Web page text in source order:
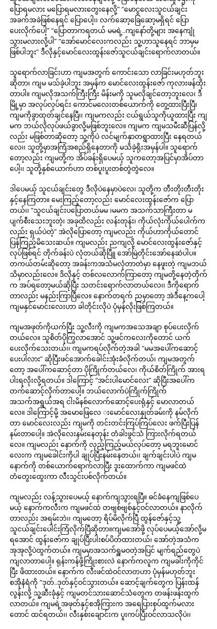
ပြောရမလား မပြောရမလားတွေးနေလို့” “မောငွလေးသူငယ်ချင်း
အခက်အခဲဖြစ်နေရင် ပြောပေါ့၊၊ လက်ဆော့ခြေဆော့မရှိရင် ပြော
ပေးလိုက်ပေါ့” “ပြောတာကရတယ် မမရဲ့..ကျနော်တို့များ အနေကျုံ
သွားမလားလို့ပါ” “အော်မောင်လေးကလည်း သူ့ဟာသူနေရင် ဘာမှမ
ဖြစ်ပါဘူး” ဒီလိုနှင့်မောင်လေးထွန်းဇော်သူငယ်ချင်းရောက်လာတယ်။
သူရောက်လာခြင်းဟာ ကျမအတွက် ကောင်းသော လာခြင်းမဟုတ်ဘူး
ဆိုတာ၊ ကျမ မသ်ခဲ့ပါဘူး အမှန်က မောင်လေးထွန်းဇော် ကုလားဖန်ထိုး
တာပါ။ ကျမလိုအသက်ကြီးကြီး မိန်းမကို သူမလိုချင်တော့ဘူးလေ၊ ဒီ
မြို့မှာ အလုပ်လုပ်ရင်း ကောင်မလေးတစ်ယောက်ကို တွေ့ထားပြီးပြီ၊
ကျမကိုခွာထုတ်ချင်နေပြီ၊၊ ကျမကလည်း ငယ်ရွယ်သူကိုယူထားပြီး ကျ
မက ဘယ်လိုလုပ်ဖယ်ခွာလို့မဖြစ်ဘူးလေ။ ကျမက ကျမသမီးဆီပြန်လို့
လည်း မဖြစ်တာဆိုတော့ သူ့ကိုပဲ လင်မျက်နှာတရွာထားပြီး နေရတယ်
လေ၊၊ သူတို့မှာအကြံအစည်ရှိနေတာကို မသိခဲ့ရိုးအမှန်ပါ။ သူရောက်
တော့လည်း ကျမတို့က အိပ်ခန်းရှိပေမယ့် သူကတော့အပြင်မှာအိပ်တာ
ပေါ့၊၊ သူတို့နှစ်ယောက်ဟာ တစ်ပူးပူးတစ်တွဲတွဲလေ။
ဒါပေမယ့် သူငယ်ချင်းတွေ ဒီလိုပဲနေမှာပဲလေ၊ သူတို့က တီးတိုးတီးတိုး
နှင့်နေကြတာ။ မေးကြည့်တော့လည်း မောင်လေးထွန်းဇော်က ပြော
တယ်၊၊ “သူငယ်ချင်းပပြောတယ်မမ ၊မမက အသက်သာကြီးတာ မ
ပျက်စီးသေးဘူးတဲ့၊ အခုထိလည်း လန်းတုန်း၊ ကိုယ်လုံးကိုယ်ပေါက်က
လည်း ရှယ်ပဲတဲ့” အဲလိုပြောတော့ ကျမလည်း ကိုယ်ဟာကိုယ်တောင်
ပြန်ကြည့်မိသေးဆယ်။ ကျမလည်း ညကျလို့ မောင်လေးထွန်းဇော်နှင့်
လုပ်ဖြစ်ရင် တိုက်ခန်းပဲ လုံတယ်ဆိုပြီူ အော်မြဲတိုင်းအော်နေဆဲပါပ။
တကယ်တမ်းဆိုတော့ အခန်းကအသံမလုံတာတဲမှာ နေဖူးတဲ့ ကျမဘယ်
သိမှာလည်းလေ။ ဒိလိုနှင့် တစ်လလောက်ကြာတော့ ကျမတို့နေတဲ့တိုက်
က အပ်ရတော့မယ်ဆိုပြီး သတင်းရောက်လာတယ်လေ၊၊ ဒီကိုရောက်
တာလည်း မနည်းကြာပြီလေ။ နောက်တရက် ညမှာတော့ အဲဒီနေ့ကပေါ့
ကျမနှင်မောင်းလေးဟာ ခါတိုင်းလိုပဲ ပုံမှန်လိုးဖြစ်ကြတယ်။
ကျမအဖုတ်ကိုယက်ပြီး သူ့လီးကို ကျမကအသေအချာ စုပ်ပေးလိုက်
တယ်လေ။ သူစိတ်ပိုကြွလာအောင် သူ့ဖင်ကလေးကိုတောင် ယက်
ပေးလိုက်သေးတယ်၊၊ ကျမကရပ်လိုက်တဲ့အခါ “မမအပေါ်ကဆောင့်
ပေးပါလား” ဆိုပြီးဖင်အောက်ခေါင်းအုံးခံလိုက်တယ်၊ ကျမအတွက်
တော့ အပေါ်ကဆောင့်တာ ပိုကြိုက်တယ်လေ၊ ကိုယ်စိတ်ကြိုက် အားရ
ပါးရလိုးလို့ရတယ်။ ဒါကြောင့် “အင်းပါမောင်လေး” ဆိုပြီးအပေါ်က
တက်ဆောင့်လိုက်တာပေါ့။ ဘယ်လောက်ပဲကြိုက်ကြိုက်
အသက်အရွယ်အရ ငါးမိနစ်လောက်ဆောင့်ပေးရုံနှင့် မောလာတယ်
လေ။ ဒါကြောင့်မို့ အမောဖြေလေ းမောင်လေးနှုတ်ခမ်းကို နမ်လိုက်
တာ မောင်လေးလည်း ကျမကို တင်းတင်းကြပ်ကြပ်လေး ဖက်ပြီးပြန်
နမ်းတာပေါ့။ အဲလိုလေးနမ်းနေတုန်း တံခါးဖွင်သံ ကြားလိုက်ရတယ်
လေ။ ကျမလည်း နောက်ကို လှည့်ကြည့်မယ်လုပ်တော့ မရဘူးမောင်
လေးက ကျမခေါင်းကိုပါ ချုပ်ပြီးနမ်းနေတယ်၊၊ ချက်ချင်းပါပဲ ကျမ
နောက်ကို တစ်ယောက်ရောက်လာပြီး ဒူးထောက်ကာ ကျမဖင်ထဲ
တံတွေးထွေးကာ လီးသွင်းပစ်လိုက်တယ်။
ကျမလည်း လန့်သွားပေမယ့် နောက်ကျသွားရပြီ။ ဓင်ခံနေကျဖြစ်ပေ
မယ့် နောက်ကလီးက ကျမဖင်ထဲ တဗျစ်ဗျစ်နှင့်ဝင်လာတယ်။ နာလိုက်
တာလည်း အရမ်းဘဲ၊၊ ကျမတော့ ရိပ်မိလိုက်ပြီ ထွန်ဇော်နှင့်သူ့
သူငယ်ချင်းပေါင်းကြံလိုက်ပြီဆိုတာ။ကျမအော်ဖို့ လုပ်ပေမယ့်အော်လို့မ
ရအောင် ထွန်းဇော်က ချုပ်ပြီးပါးစပ်ပိတ်ထားတယ်၊ အော်တဲ့အသံက
အုအုလို့ပဲထွက်တယ်။ ကျမမှာအသက်ရှူမဝတဲ့အပြင် မျက်ရည်တွေပဲ
ကျလာတာပေါ့။ ရုန်းကန်ဖို့ကြိုးစားလဲ နောက်ကလူက ကျမခါးကိုကိုင်
ပြီး ဖိထားတယ်။ နောက်က လီးဖင်ထဲဝင်လာတဟာ ပုံမှန်မဟုတ်ဘူး
စအိုနံရံကို “ဒုတ်..ဒုတ်နှင့်ဝင်သွားတယ်။ ဆောင့်ချက်တွေက ပြန်းထန်
လွန်းလို့ သူ့ဆီးခုံနှင့် ကျမတင်သားဆောင်သံတွေက တဖန်းဖန်းထွက်
လာတယ်။ ကျမရဲ့အဖုတ်နှင့်စအိုကြားက အရေပြားစုပ်ထွက်မလား
တောင် ထင်ရတယ်၊၊ လီးနှစ်းချောင်းက ပူးကပ်ပြီးဝင်လာသလိုပဲ၊၊